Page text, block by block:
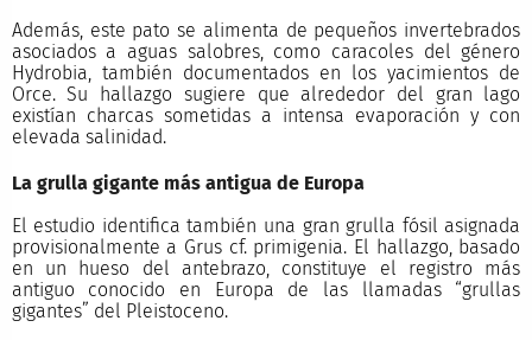
Además, este pato se alimenta de pequeños invertebrados
asociados a aguas salobres, como caracoles del género
Hydrobia, también documentados en los yacimientos de
Orce. Su hallazgo sugiere que alrededor del gran lago
existían charcas sometidas a intensa evaporación y con
elevada salinidad.
La grulla gigante más antigua de Europa
El estudio identifica también una gran grulla fósil asignada
provisionalmente a Grus cf. primigenia. El hallazgo, basado
en un hueso del antebrazo, constituye el registro más
antiguo conocido en Europa de las llamadas “grullas
gigantes” del Pleistoceno.